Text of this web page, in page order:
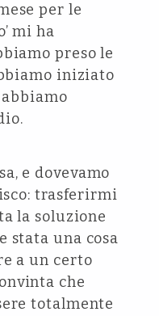
per le
mi ha
preso le
iniziato
e dovevamo
trasferirmi
la soluzione
stata una cosa
a un certo
che
totalmente